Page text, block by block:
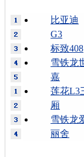
比亚迪
G3
标致408
雪铁龙
嘉
莲花L3
厢
雪铁龙
丽舍